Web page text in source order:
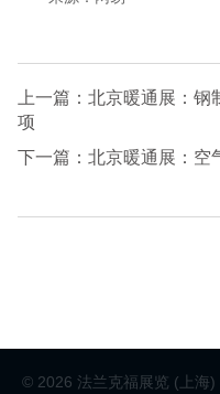
上一篇：北京暖通展：
项
下一篇：北京暖通展：空
© 2026 法兰克福展览 (上海)